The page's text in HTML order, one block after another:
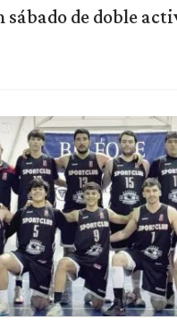
sábado de doble